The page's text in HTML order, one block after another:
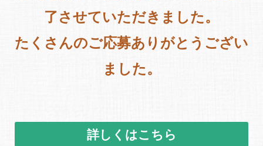
了させていただきました。
たくさんのご応募ありがとうござい
ました。
詳しくはこちら